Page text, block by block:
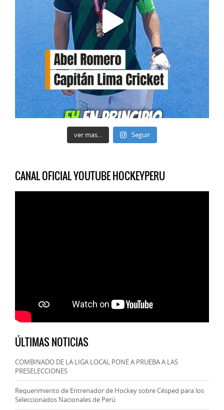
ver mas... Seguir
CANAL OFICIAL YOUTUBE HOCKEYPERU
ÚLTIMAS NOTICIAS
COMBINADO DE LA LIGA LOCAL PONE A PRUEBA A LAS
PRESELECCIONES
Requerimiento de Entrenador de Hockey sobre Césped para los
Seleccionados Nacionales de Perú